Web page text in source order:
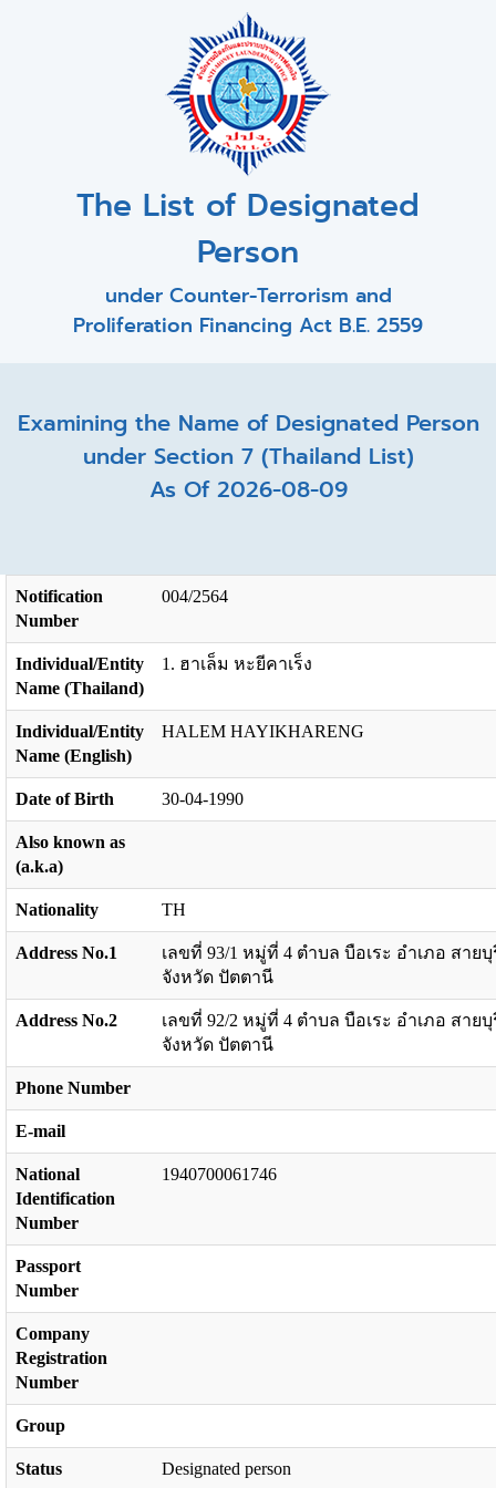
The List of Designated
Person
under Counter-Terrorism and
Proliferation Financing Act B.E. 2559
Examining the Name of Designated Person
under Section 7 (Thailand List)
As Of 2026-08-09
Notification
Number
004/2564
Individual/Entity
Name (Thailand)
1. ฮาเล็ม หะยีคาเร็ง
Individual/Entity
Name (English)
HALEM HAYIKHARENG
Date of Birth 30-04-1990
Also known as
(a.k.a)
Nationality TH
Address No.1
เลขที่ 93/1 หมู่ที่ 4 ตำบล บือเระ อำเภอ สายบุ
จังหวัด ปัตตานี
Address No.2
เลขที่ 92/2 หมู่ที่ 4 ตำบล บือเระ อำเภอ สายบุ
จังหวัด ปัตตานี
Phone Number
E-mail
National
Identification
Number
1940700061746
Passport
Number
Company
Registration
Number
Group
Status Designated person